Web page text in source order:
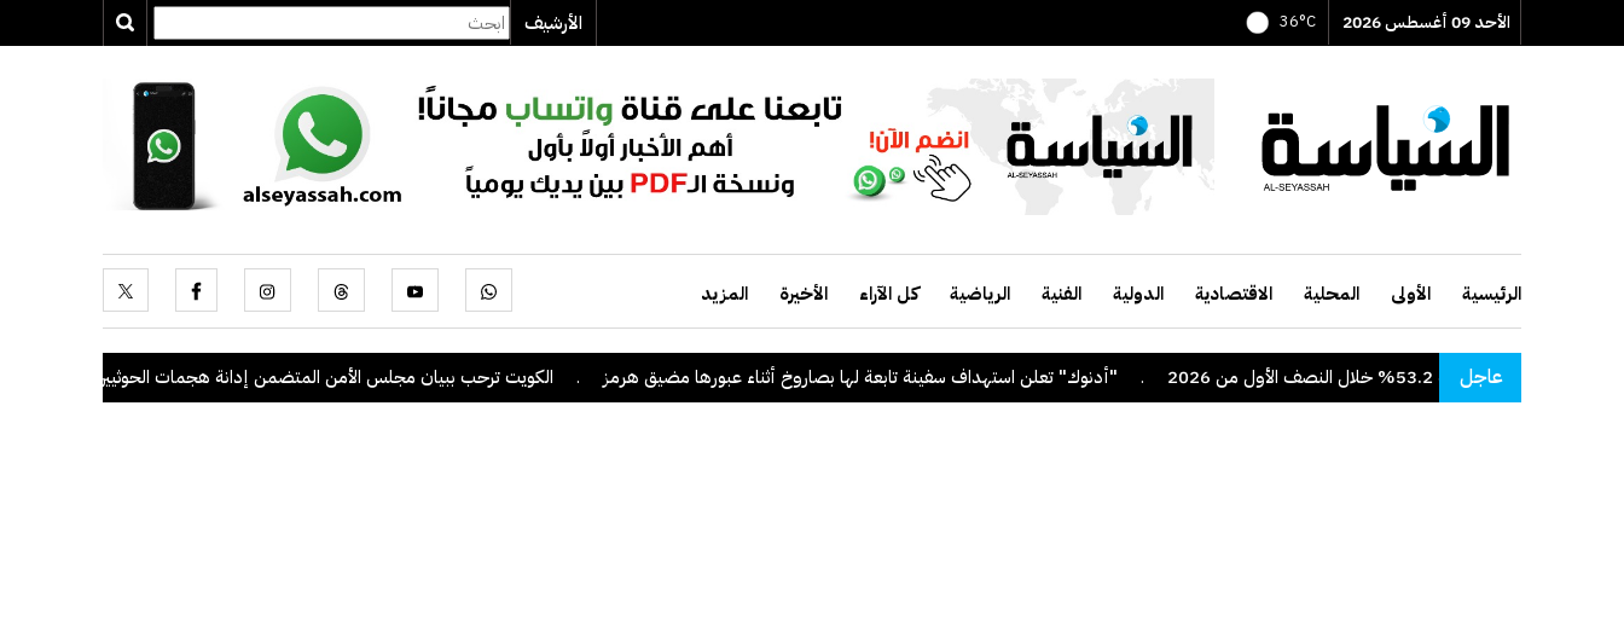
الأحد 09 أغسطس 2026 36°C الأرشيف
الرئيسية الأولى المحلية الاقتصادية الدولية الفنية الرياضية كل الآراء الأخيرة المزيد
عاجل
53.2% خلال النصف الأول من 2026 . "أدنوك" تعلن استهداف سفينة تابعة لها بصاروخ أثناء عبورها مضيق هرمز . الكويت ترحب ببيان مجلس الأمن المتضمن إدانة هجمات الحوثيين على السعودية